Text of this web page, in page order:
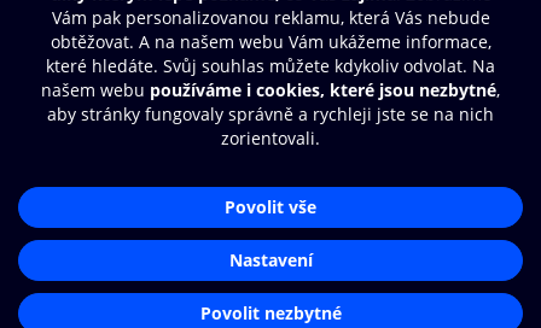
Další zábava
© O2 Czech Republic a.s.
Přístupnost
Zásady zpracování osobních údajů
Nastavení cookies
Aplikace O2 Knihovna
Čti a poslouchej své e-knihy a
audioknihy rychleji a pohodlněji.